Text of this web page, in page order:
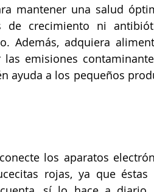
mantener una salud
crecimiento ni
Además, adquiera
emisiones
ayuda a los pequeños
los aparatos
rojas, ya que éstas